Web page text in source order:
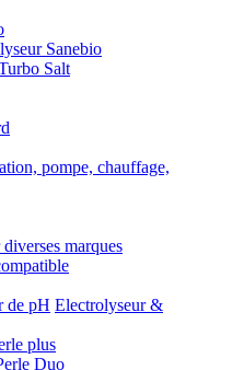
Sanebio
Salt
pompe, chauffage,
marques
de pH Electrolyseur &
plus
Duo